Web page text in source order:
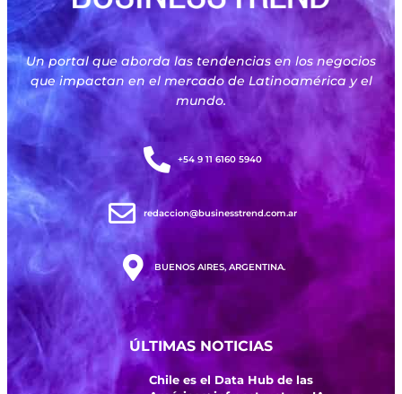
Un portal que aborda las tendencias en los negocios
que impactan en el mercado de Latinoamérica y el
mundo.
+54 9 11 6160 5940
redaccion@businesstrend.com.ar
BUENOS AIRES, ARGENTINA.
ÚLTIMAS NOTICIAS
Chile es el Data Hub de las